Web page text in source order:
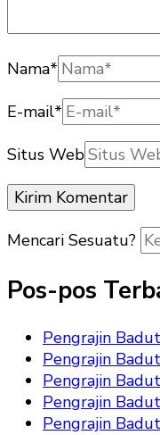
Nama*
E-mail*
Situs Web
Mencari Sesuatu?
Pos-pos
Pengrajin
Pengrajin
Pengrajin
Pengrajin
Pengrajin